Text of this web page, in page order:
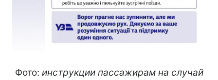
Фото: инструкции пассажирам на случай